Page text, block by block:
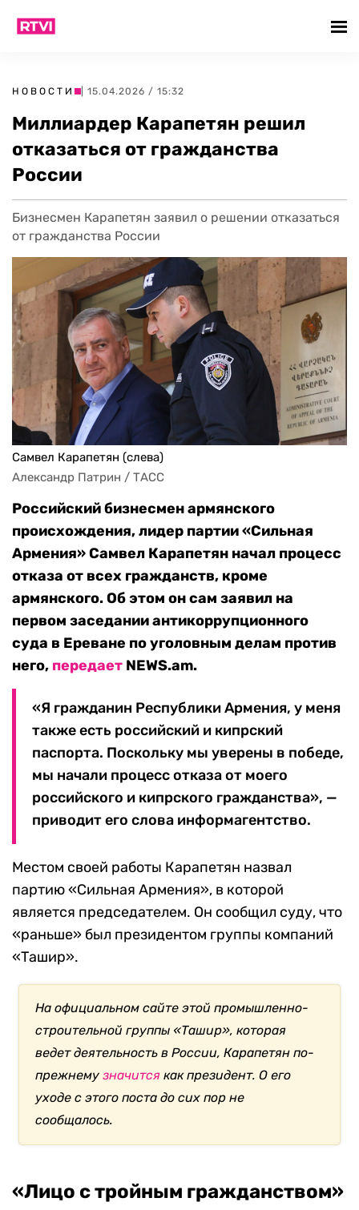
НОВОСТИ | 15.04.2026 / 15:32
Миллиардер Карапетян решил
отказаться от гражданства
России
Бизнесмен Карапетян заявил о решении отказаться
от гражданства России
Самвел Карапетян (слева)
Александр Патрин / ТАСС
Российский бизнесмен армянского
происхождения, лидер партии «Сильная
Армения» Самвел Карапетян начал процесс
отказа от всех гражданств, кроме
армянского. Об этом он сам заявил на
первом заседании антикоррупционного
суда в Ереване по уголовным делам против
него, передает NEWS.am.
«Я гражданин Республики Армения, у меня
также есть российский и кипрский
паспорта. Поскольку мы уверены в победе,
мы начали процесс отказа от моего
российского и кипрского гражданства», —
приводит его слова информагентство.
Местом своей работы Карапетян назвал
партию «Сильная Армения», в которой
является председателем. Он сообщил суду, что
«раньше» был президентом группы компаний
«Ташир».
На официальном сайте этой промышленно-
строительной группы «Ташир», которая
ведет деятельность в России, Карапетян по-
прежнемузначится как президент. О его
уходе с этого поста до сих пор не
сообщалось.
«Лицо с тройным гражданством»